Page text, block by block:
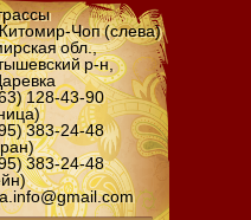
Чоп (слева)
обл.,
р-н,
128-43-90
383-24-48
383-24-48